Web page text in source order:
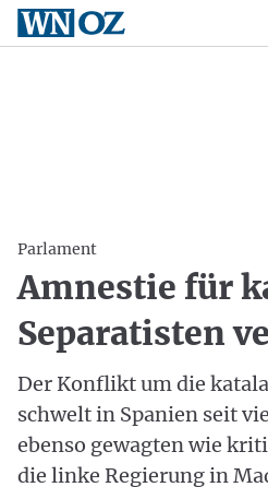
Parlament
Amnestie für
Separatisten
Der Konflikt um die
schwelt in Spanien seit
ebenso gewagten wie
die linke Regierung in